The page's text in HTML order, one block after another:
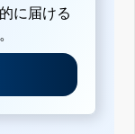
に届ける